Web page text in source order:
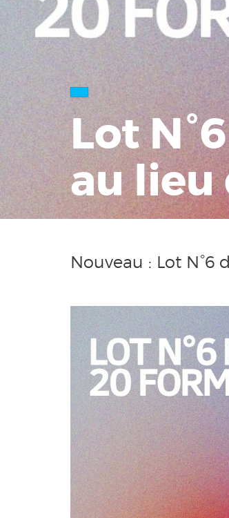
Lot
au lieu
Nouveau : Lot